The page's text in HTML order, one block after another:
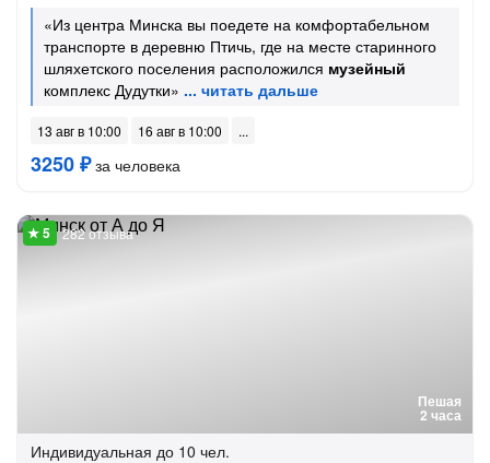
«Из центра Минска вы поедете на комфортабельном
транспорте в деревню Птичь, где на месте старинного
шляхетского поселения расположился музейный
комплекс Дудутки»
13 авг в 10:00 16 авг в 10:00
3250 ₽за человека
Пешая
2 часа
282 отзыва
Индивидуальная до 10 чел.